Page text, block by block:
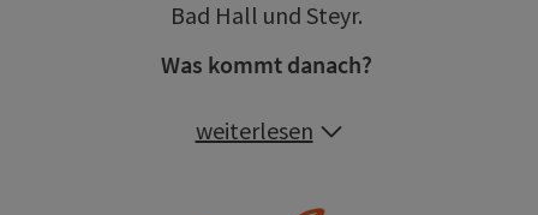
Bad Hall und Steyr.
Was kommt danach?
weiterlesen